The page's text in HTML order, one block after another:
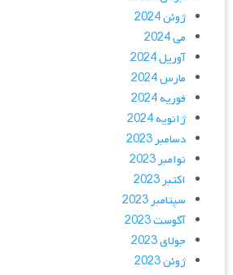
ژوئن 2024
می 2024
آوریل 2024
مارس 2024
فوریه 2024
ژانویه 2024
دسامبر 2023
نوامبر 2023
اکتبر 2023
سپتامبر 2023
آگوست 2023
جولای 2023
ژوئن 2023